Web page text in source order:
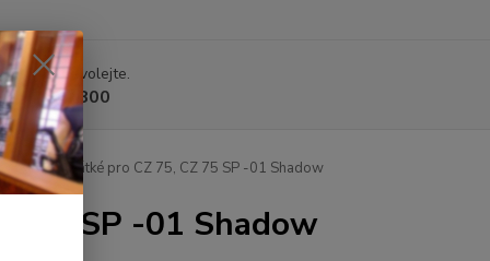
rady? Zavolejte.
375 800
střenky krátké pro CZ 75, CZ 75 SP -01 Shadow
75 SP -01 Shadow